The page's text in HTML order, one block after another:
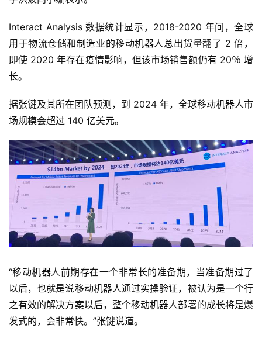
Interact Analysis 数据统计显示，2018-2020 年间，全球
用于物流仓储和制造业的移动机器人总出货量翻了 2 倍，
即使 2020 年存在疫情影响，但该市场销售额仍有 20％ 增
长。
据张键及其所在团队预测，到 2024 年，全球移动机器人市
场规模会超过 140 亿美元。
“移动机器人前期存在一个非常长的准备期，当准备期过了
以后，也就是说移动机器人通过实操验证，被认为是一个行
之有效的解决方案以后，整个移动机器人部署的成长将是爆
发式的，会非常快。”张键说道。